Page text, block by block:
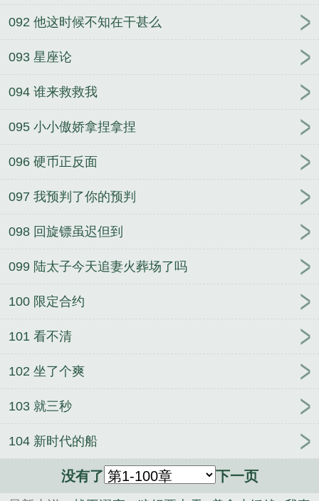
092 他这时候不知在干甚么
093 星座论
094 谁来救救我
095 小小傲娇拿捏拿捏
096 硬币正反面
097 我预判了你的预判
098 回旋镖虽迟但到
099 陆太子今天追妻火葬场了吗
100 限定合约
101 看不清
102 坐了个爽
103 就三秒
104 新时代的船
没有了 下一页